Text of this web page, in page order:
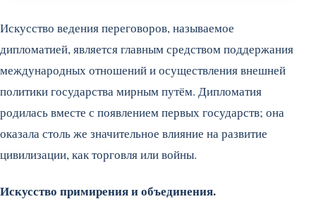
Искусство ведения переговоров, называемое
дипломатией, является главным средством поддержания
международных отношений и осуществления внешней
политики государства мирным путём. Дипломатия
родилась вместе с появлением первых государств; она
оказала столь же значительное влияние на развитие
цивилизации, как торговля или войны.
Искусство примирения и объединения.